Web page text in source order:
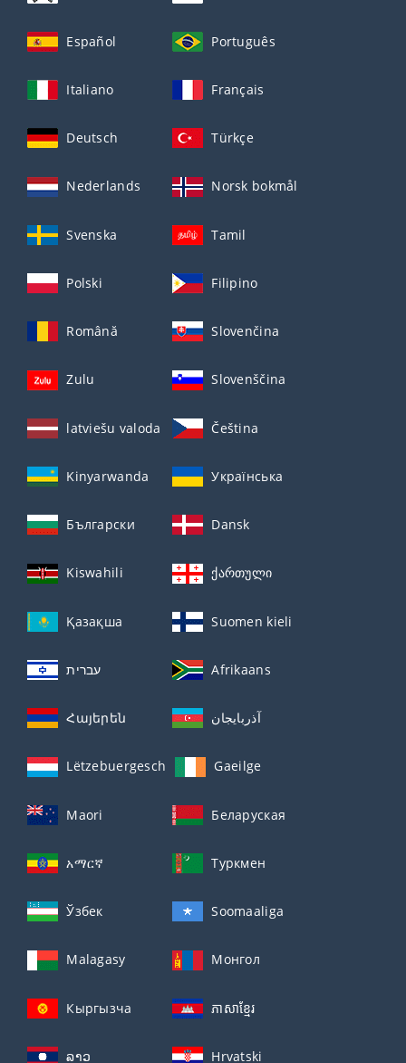
Español Português
Italiano Français
Deutsch Türkçe
Nederlands Norsk bokmål
Svenska Tamil
Polski Filipino
Română Slovenčina
Zulu Slovenščina
latviešu valoda Čeština
Kinyarwanda Українська
Български Dansk
Kiswahili ქართული
Қазақша Suomen kieli
עברית Afrikaans
Հայերեն آذربايجان
Lëtzebuergesch Gaeilge
Maori Беларуская
አማርኛ Туркмен
Ўзбек Soomaaliga
Malagasy Монгол
Кыргызча ភាសាខ្មែរ
ລາວ Hrvatski